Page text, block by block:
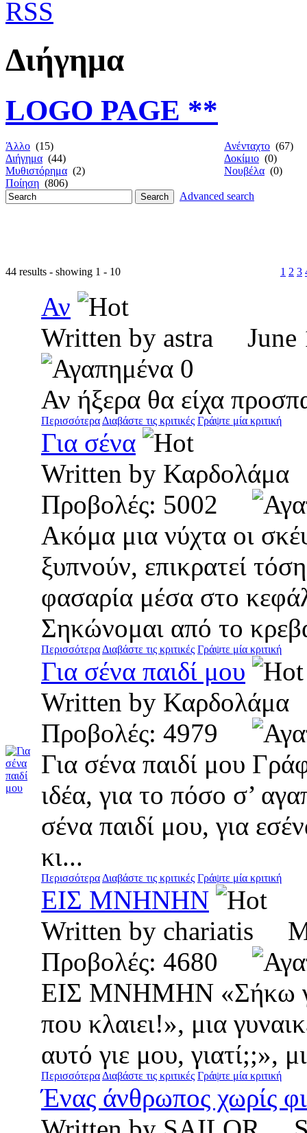
Διήγημα
LOGO PAGE **
Άλλο (15) Ανένταχτο (67)
Διήγημα (44) Δοκίμιο (0)
Μυθιστόρημα (2) Νουβέλα (0)
Ποίηση (806)
Advanced search
44 results - showing 1 - 10 1 2 3
Αν
Written by astra
0
Αν ήξερα θα είχα
ΠερισσότεραΔιαβάστε τις κριτικές Γράψτε μία κριτική
Για σένα
Written by
Προβολές: 5002
Ακόμα μια νύχτα οι
ξυπνούν, επικρατεί
φασαρία μέσα στο
Σηκώνομαι από το
ΠερισσότεραΔιαβάστε τις κριτικές Γράψτε μία κριτική
Για σένα παιδί μου
Written by
Προβολές: 4979
Για σένα παιδί μου
ιδέα, για το πόσο σ’
σένα παιδί μου, για
κι...
ΠερισσότεραΔιαβάστε τις κριτικές Γράψτε μία κριτική
ΕΙΣ ΜΝΗΝΗΝ
Written by chariatis
Προβολές: 4680
ΕΙΣ ΜΝΗΜΗΝ «Σήκω
που κλαιει!», μια
αυτό γιε μου, γιατί;;»,
ΠερισσότεραΔιαβάστε τις κριτικές Γράψτε μία κριτική
Ένας άνθρωπος χωρίς